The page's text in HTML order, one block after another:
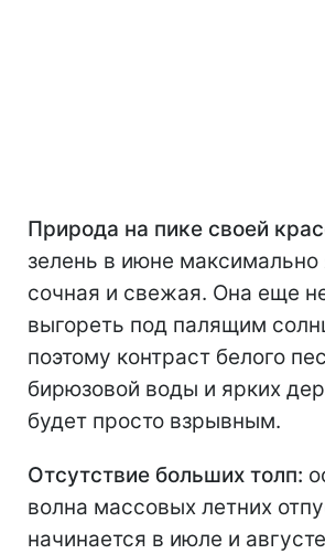
Природа на пике своей
зелень в июне максимально
сочная и свежая. Она еще
выгореть под палящим
поэтому контраст белого
бирюзовой воды и ярких
будет просто взрывным.
Отсутствие больших толп:
волна массовых летних
начинается в июле и